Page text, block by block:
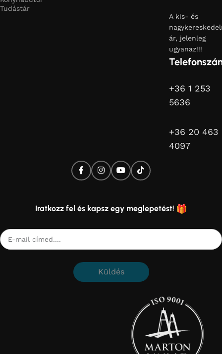
Tudástár
A kis- és
ár, jelenleg
ugyanaz!!!
+36 1 253
5636
+36 20 463
4097
Iratkozz fel és kapsz egy meglepetést!
Küldés